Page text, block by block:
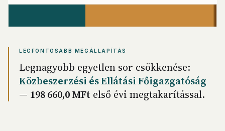
LEGFONTOSABB MEGÁLLAPÍTÁS
Legnagyobb egyetlen sor csökkenése:
Közbeszerzési és Ellátási Főigazgatóság
— 198 660,0 MFt első évi megtakarítással.